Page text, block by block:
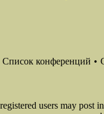
Список конференций •
users may post